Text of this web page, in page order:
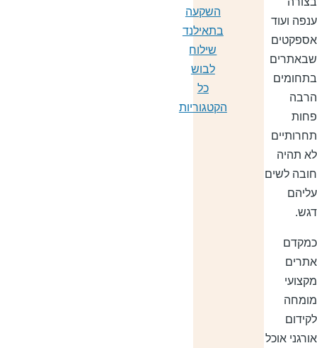
ועוד
תהיה
לשים
אוכל
השקעה
בתאילנד
שילוח
לבוש
כל
הקטגוריות